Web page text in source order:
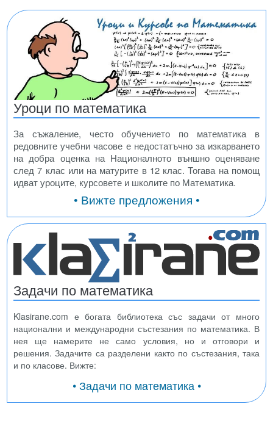
Уроци по математика
За съжаление, често обучението по математика в
редовните учебни часове е недостатъчно за изкарването
на добра оценка на Националното външно оценяване
след 7 клас или на матурите в 12 клас. Тогава на помощ
идват уроците, курсовете и школите по Математика.
• Вижте предложения •
Задачи по математика
Klasirane.com е богата библиотека със задачи от много
национални и международни състезания по математика. В
нея ще намерите не само условия, но и отговори и
решения. Задачите са разделени както по състезания, така
и по класове. Вижте:
• Задачи по математика •